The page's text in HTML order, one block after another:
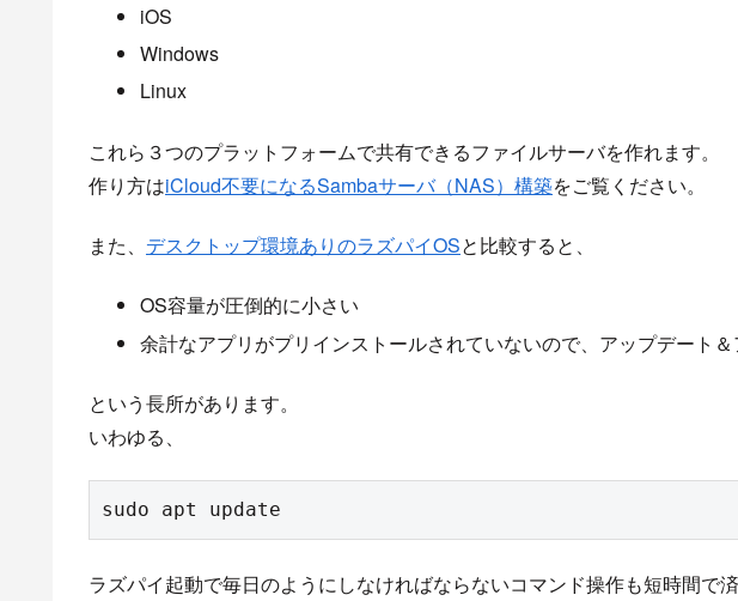
iOS
Windows
Linux
これら３つのプラットフォームで共有できるファイルサーバを作れます。
作り方はiCloud不要になるSambaサーバ（NAS）構築をご覧ください。
また、 デスクトップ環境ありのラズパイOSと比較すると、
OS容量が圧倒的に小さい
余計なアプリがプリインストールされていないので、アップデート
という長所があります。
いわゆる、
sudo apt update
ラズパイ起動で毎日のようにしなければならないコマンド操作も短時間で済